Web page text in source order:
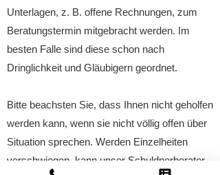
Unterlagen, z. B. offene Rechnungen, zum
Beratungstermin mitgebracht werden. Im
besten Falle sind diese schon nach
Dringlichkeit und Gläubigern geordnet.
Bitte beachsten Sie, dass Ihnen nicht geholfen
werden kann, wenn sie nicht völlig offen über
Situation sprechen. Werden Einzelheiten
verschwiegen, kann unser Schuldnerberater